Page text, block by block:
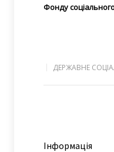
Фонду
ДЕРЖАВНЕ
Інформація